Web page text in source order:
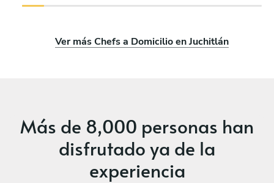
Ver más Chefs a Domicilio en Juchitlán
Más de 8,000 personas han
disfrutado ya de la
experiencia